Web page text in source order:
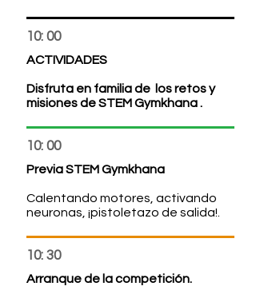
10: 00
ACTIVIDADES
Disfruta en familia de los retos y
misiones deSTEM Gymkhana.
10: 00
PreviaSTEM Gymkhana
Calentando motores, activando
neuronas, ¡pistoletazo de salida!.
10: 30
Arranque de la competición.